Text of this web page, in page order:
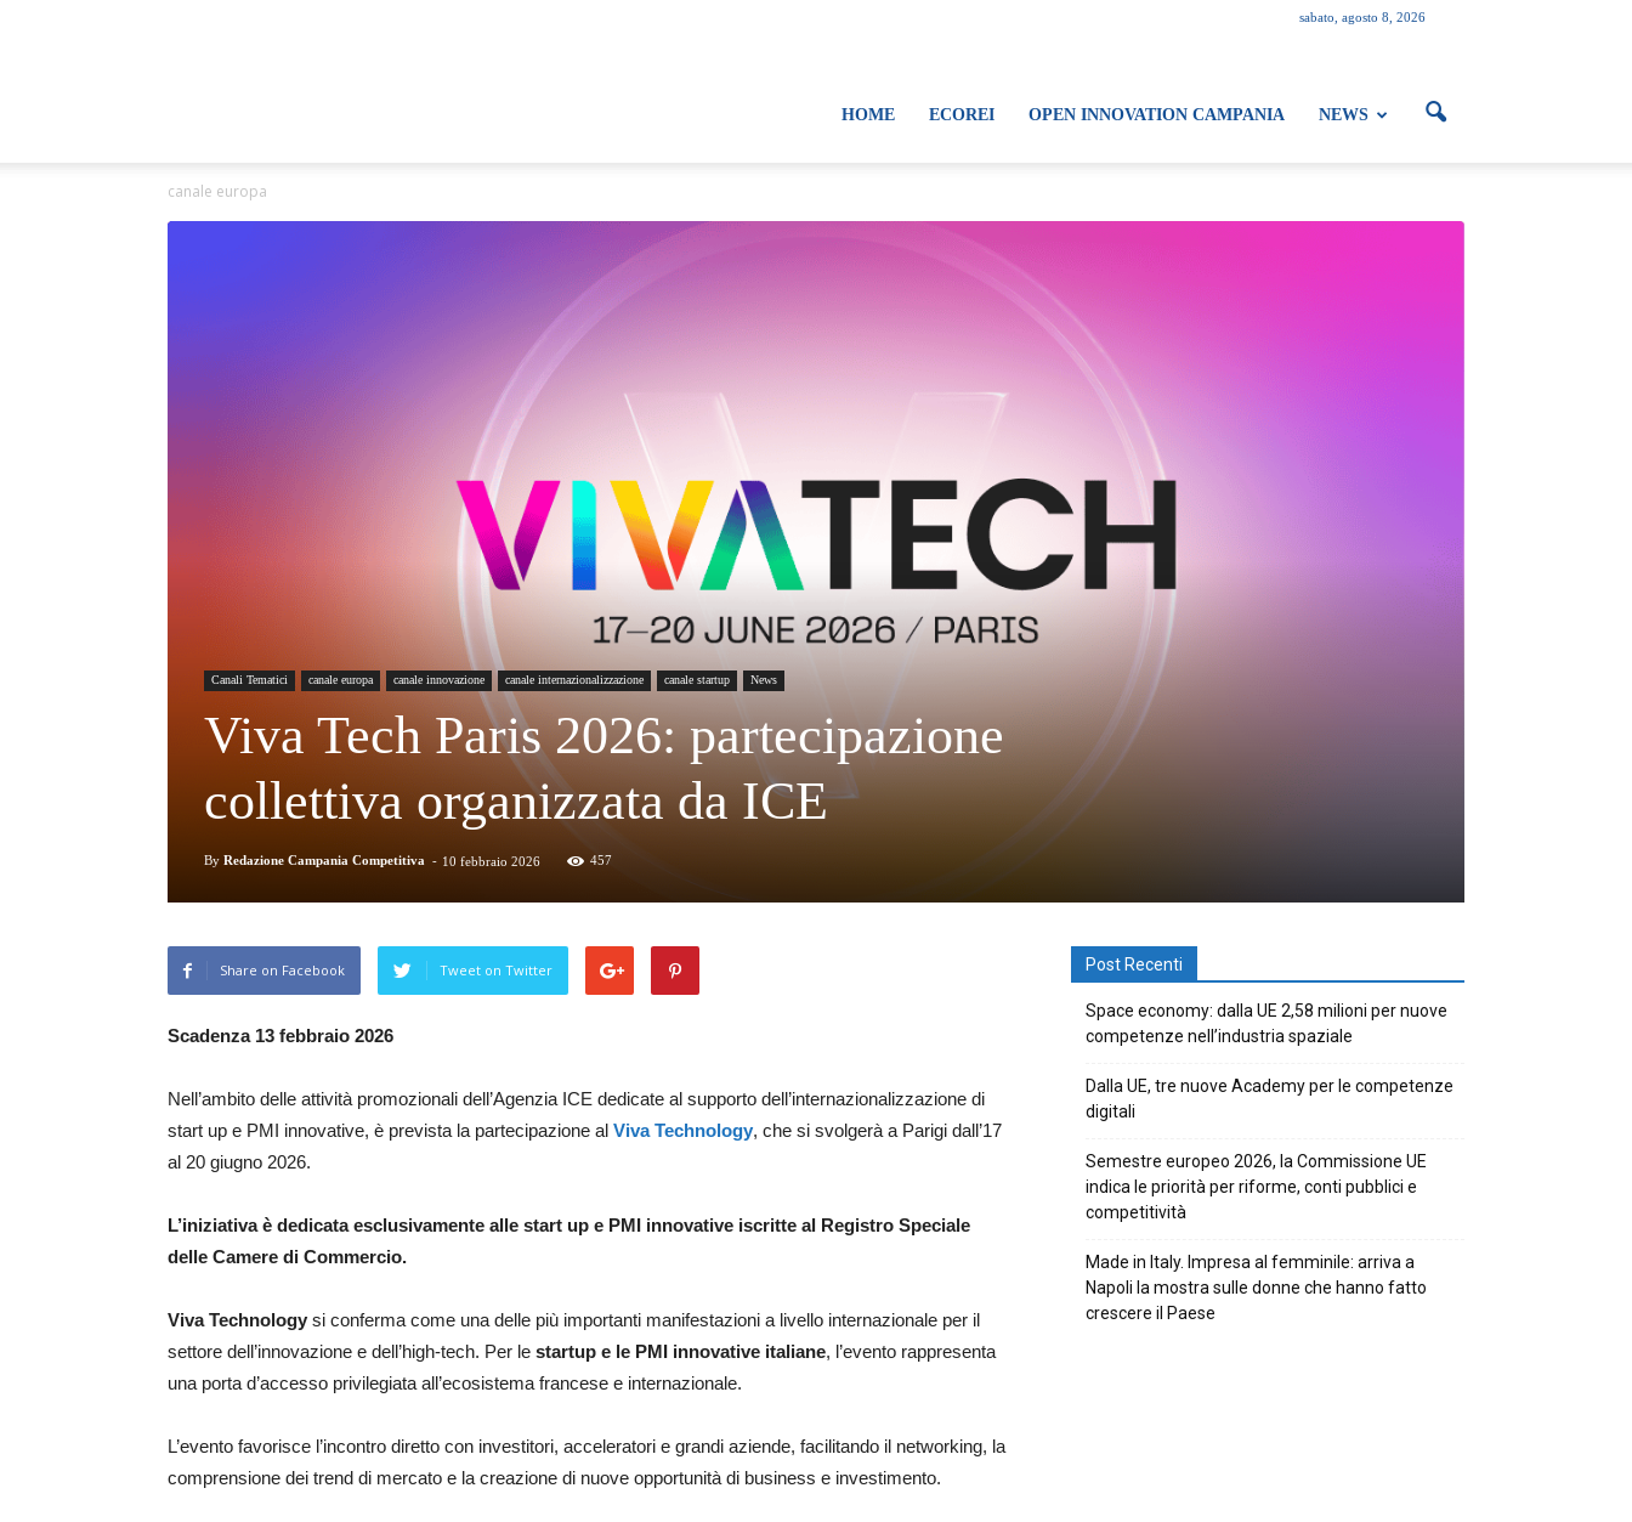
sabato, agosto 8, 2026
HOME ECOREI OPEN INNOVATION CAMPANIA NEWS
canale europa
Canali Tematici canale europa canale innovazione canale internazionalizzazione canale startup News
Viva Tech Paris 2026: partecipazione
collettiva organizzata da ICE
By Redazione Campania Competitiva - 10 febbraio 2026 457
Share on Facebook Tweet on Twitter
Scadenza 13 febbraio 2026
Nell’ambito delle attività promozionali dell’Agenzia ICE dedicate al supporto dell’internazionalizzazione di
start up e PMI innovative, è prevista la partecipazione al Viva Technology, che si svolgerà a Parigi dall’17
al 20 giugno 2026.
L’iniziativa è dedicata esclusivamente alle start up e PMI innovative iscritte al Registro Speciale
delle Camere di Commercio.
Viva Technology si conferma come una delle più importanti manifestazioni a livello internazionale per il
settore dell’innovazione e dell’high-tech. Per le startup e le PMI innovative italiane, l’evento rappresenta
una porta d’accesso privilegiata all’ecosistema francese e internazionale.
L’evento favorisce l’incontro diretto con investitori, acceleratori e grandi aziende, facilitando il networking, la
comprensione dei trend di mercato e la creazione di nuove opportunità di business e investimento.
Post Recenti
Space economy: dalla UE 2,58 milioni per nuove
competenze nell’industria spaziale
Dalla UE, tre nuove Academy per le competenze
digitali
Semestre europeo 2026, la Commissione UE
indica le priorità per riforme, conti pubblici e
competitività
Made in Italy. Impresa al femminile: arriva a
Napoli la mostra sulle donne che hanno fatto
crescere il Paese